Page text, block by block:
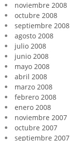
noviembre 2008
octubre 2008
septiembre 2008
agosto 2008
julio 2008
junio 2008
mayo 2008
abril 2008
marzo 2008
febrero 2008
enero 2008
noviembre 2007
octubre 2007
septiembre 2007